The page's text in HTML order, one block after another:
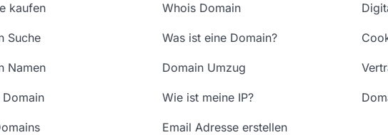
kaufen
Suche
Namen
Domain
Whois Domain
Was ist eine Domain?
Domain Umzug
Wie ist meine IP?
Email Adresse erstellen